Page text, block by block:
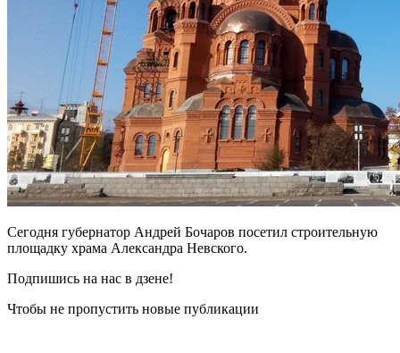
Сегодня губернатор Андрей Бочаров посетил строительную
площадку храма Александра Невского.
Подпишись на нас в дзене!
Чтобы не пропустить новые публикации